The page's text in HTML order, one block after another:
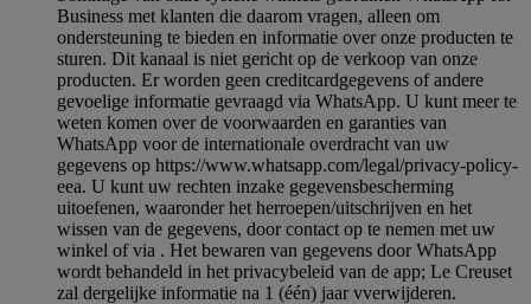
Business met klanten die daarom vragen, alleen om
ondersteuning te bieden en informatie over onze producten te
sturen. Dit kanaal is niet gericht op de verkoop van onze
producten. Er worden geen creditcardgegevens of andere
gevoelige informatie gevraagd via WhatsApp. U kunt meer te
weten komen over de voorwaarden en garanties van
WhatsApp voor de internationale overdracht van uw
gegevens op https://www.whatsapp.com/legal/privacy-policy-
eea. U kunt uw rechten inzake gegevensbescherming
uitoefenen, waaronder het herroepen/uitschrijven en het
wissen van de gegevens, door contact op te nemen met uw
winkel of via . Het bewaren van gegevens door WhatsApp
wordt behandeld in het privacybeleid van de app; Le Creuset
zal dergelijke informatie na 1 (één) jaar vverwijderen.